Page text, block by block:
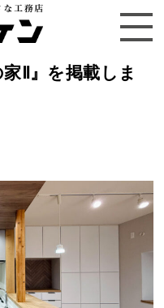
Ⅱ』を掲載しま